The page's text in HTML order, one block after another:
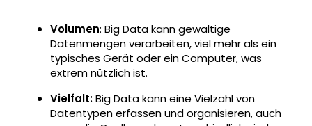
Volumen: Big Data kann gewaltige
Datenmengen verarbeiten, viel mehr als ein
typisches Gerät oder ein Computer, was
extrem nützlich ist.
Vielfalt:Big Data kann eine Vielzahl von
Datentypen erfassen und organisieren, auch